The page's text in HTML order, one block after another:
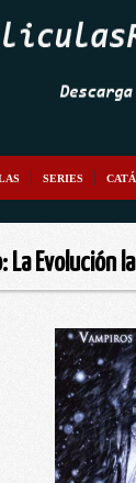
SERIES
La Evolución